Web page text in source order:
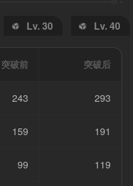
Lv. 30 Lv. 40
突破前 突破后
243 293
159 191
99 119